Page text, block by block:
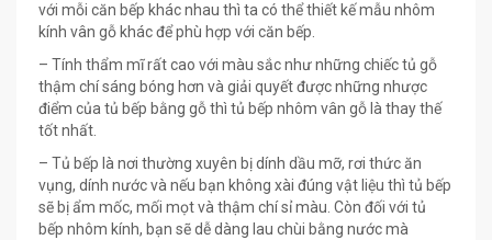
với mỗi căn bếp khác nhau thì ta có thể thiết kế mẫu nhôm
kính vân gỗ khác để phù hợp với căn bếp.
– Tính thẩm mĩ rất cao với màu sắc như những chiếc tủ gỗ
thậm chí sáng bóng hơn và giải quyết được những nhược
điểm của tủ bếp bằng gỗ thì tủ bếp nhôm vân gỗ là thay thế
tốt nhất.
– Tủ bếp là nơi thường xuyên bị dính dầu mỡ, rơi thức ăn
vụng, dính nước và nếu bạn không xài đúng vật liệu thì tủ bếp
sẽ bị ẩm mốc, mối mọt và thậm chí sỉ màu. Còn đối với tủ
bếp nhôm kính, bạn sẽ dễ dàng lau chùi bằng nước mà